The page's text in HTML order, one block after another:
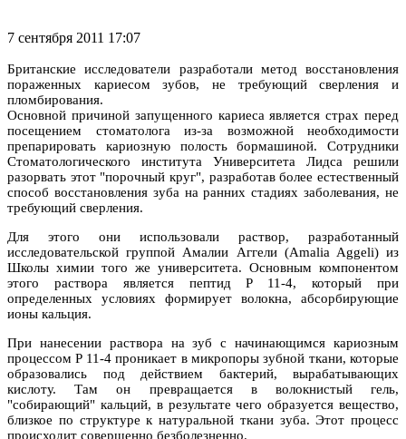
7 сентября 2011 17:07
Британские исследователи разработали метод восстановления
пораженных кариесом зубов, не требующий сверления и
пломбирования.
Основной причиной запущенного кариеса является страх перед
посещением стоматолога из-за возможной необходимости
препарировать кариозную полость бормашиной. Сотрудники
Стоматологического института Университета Лидса решили
разорвать этот "порочный круг", разработав более естественный
способ восстановления зуба на ранних стадиях заболевания, не
требующий сверления.
Для этого они использовали раствор, разработанный
исследовательской группой Амалии Аггели (Amalia Aggeli) из
Школы химии того же университета. Основным компонентом
этого раствора является пептид P 11-4, который при
определенных условиях формирует волокна, абсорбирующие
ионы кальция.
При нанесении раствора на зуб с начинающимся кариозным
процессом P 11-4 проникает в микропоры зубной ткани, которые
образовались под действием бактерий, вырабатывающих
кислоту. Там он превращается в волокнистый гель,
"собирающий" кальций, в результате чего образуется вещество,
близкое по структуре к натуральной ткани зуба. Этот процесс
происходит совершенно безболезненно.